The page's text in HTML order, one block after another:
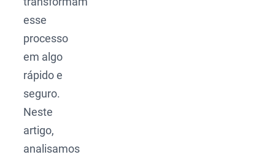
esse
processo
em algo
rápido e
seguro.
Neste
artigo,
analisamos